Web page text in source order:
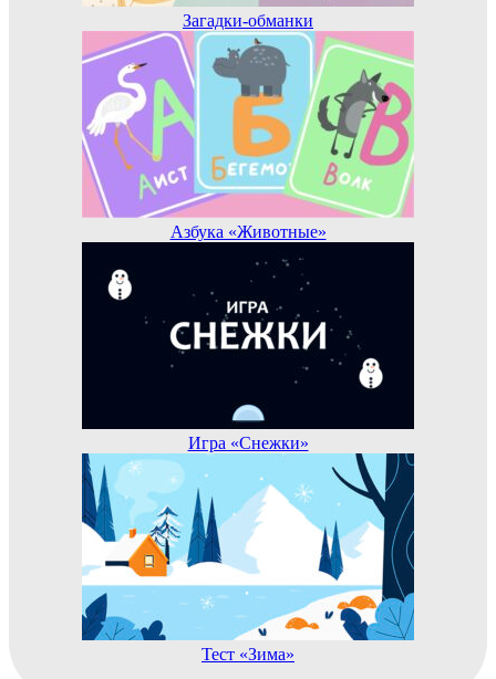
Загадки-обманки
Азбука «Животные»
Игра «Снежки»
Тест «Зима»